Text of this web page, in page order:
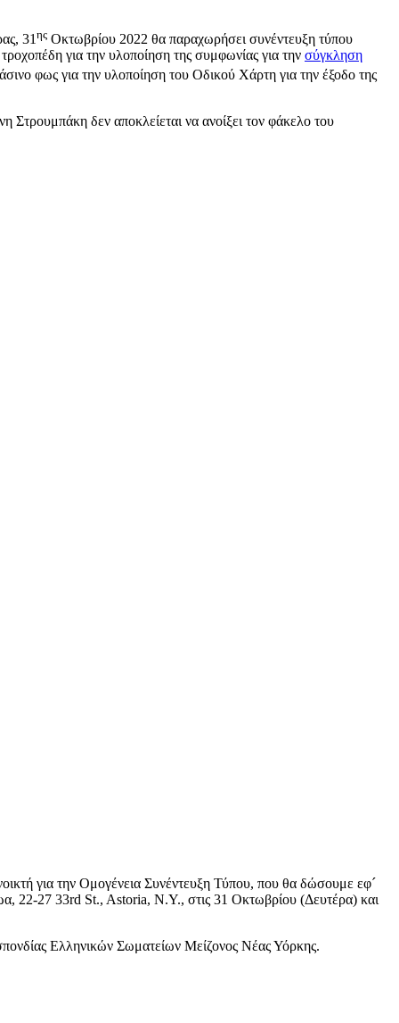
31 ης Οκτωβρίου 2022 θα παραχωρήσει συνέντευξη τύπου
για την υλοποίηση της συμφωνίας για την σύγκληση
φως για την υλοποίηση του Οδικού Χάρτη για την έξοδο της
Στρουμπάκη δεν αποκλείεται να ανοίξει τον φάκελο του
για την Ομογένεια Συνέντευξη Τύπου, που θα δώσουμε εφ´
22-27 33rd St., Astoria, N.Y., στις 31 Οκτωβρίου (Δευτέρα) και
Ελληνικών Σωματείων Μείζονος Νέας Υόρκης.